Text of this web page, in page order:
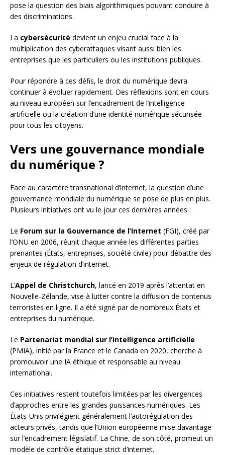
pose la question des biais algorithmiques pouvant conduire à
des discriminations.
La cybersécurité devient un enjeu crucial face à la
multiplication des cyberattaques visant aussi bien les
entreprises que les particuliers ou les institutions publiques.
Pour répondre à ces défis, le droit du numérique devra
continuer à évoluer rapidement. Des réflexions sont en cours
au niveau européen sur l’encadrement de l’intelligence
artificielle ou la création d’une identité numérique sécurisée
pour tous les citoyens.
Vers une gouvernance mondiale
du numérique ?
Face au caractère transnational d’internet, la question d’une
gouvernance mondiale du numérique se pose de plus en plus.
Plusieurs initiatives ont vu le jour ces dernières années :
Le Forum sur la Gouvernance de l’Internet (FGI), créé par
l’ONU en 2006, réunit chaque année les différentes parties
prenantes (États, entreprises, société civile) pour débattre des
enjeux de régulation d’internet.
L’Appel de Christchurch, lancé en 2019 après l’attentat en
Nouvelle-Zélande, vise à lutter contre la diffusion de contenus
terroristes en ligne. Il a été signé par de nombreux États et
entreprises du numérique.
Le Partenariat mondial sur l’intelligence artificielle
(PMIA), initié par la France et le Canada en 2020, cherche à
promouvoir une IA éthique et responsable au niveau
international.
Ces initiatives restent toutefois limitées par les divergences
d’approches entre les grandes puissances numériques. Les
États-Unis privilégient généralement l’autorégulation des
acteurs privés, tandis que l’Union européenne mise davantage
sur l’encadrement législatif. La Chine, de son côté, promeut un
modèle de contrôle étatique strict d’internet.